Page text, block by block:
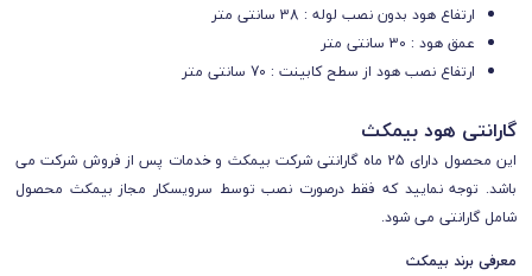
ارتفاع هود بدون نصب لوله : 38 سانتی متر
عمق هود : 30 سانتی متر
ارتفاع نصب هود از سطح کابینت : 70 سانتی متر
گارانتی هود بیمکث
این محصول دارای 25 ماه گارانتی شرکت بیمکث و خدمات پس از فروش شرکت می
باشد. توجه نمایید که فقط درصورت نصب توسط سرویسکار مجاز بیمکث محصول
شامل گارانتی می شود.
معرفی برند بیمکث